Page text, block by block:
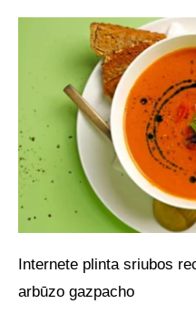
Internete plinta sriubos
arbūzo gazpacho